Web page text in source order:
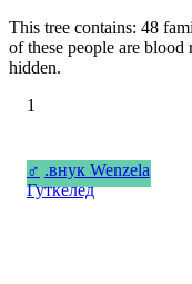
This tree contains: 48
of these people are
hidden.
1
♂ .внук Wenzelа
Гуткелед